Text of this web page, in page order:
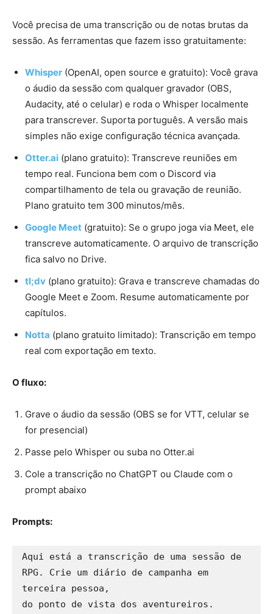
Você precisa de uma transcrição ou de notas brutas da
sessão. As ferramentas que fazem isso gratuitamente:
Whisper (OpenAI, open source e gratuito): Você grava
o áudio da sessão com qualquer gravador (OBS,
Audacity, até o celular) e roda o Whisper localmente
para transcrever. Suporta português. A versão mais
simples não exige configuração técnica avançada.
Otter.ai (plano gratuito): Transcreve reuniões em
tempo real. Funciona bem com o Discord via
compartilhamento de tela ou gravação de reunião.
Plano gratuito tem 300 minutos/mês.
Google Meet (gratuito): Se o grupo joga via Meet, ele
transcreve automaticamente. O arquivo de transcrição
fica salvo no Drive.
tl;dv (plano gratuito): Grava e transcreve chamadas do
Google Meet e Zoom. Resume automaticamente por
capítulos.
Notta (plano gratuito limitado): Transcrição em tempo
real com exportação em texto.
O fluxo:
Grave o áudio da sessão (OBS se for VTT, celular se
for presencial)
Passe pelo Whisper ou suba no Otter.ai
Cole a transcrição no ChatGPT ou Claude com o
prompt abaixo
Prompts:
Aqui está a transcrição de uma sessão de
RPG. Crie um diário de campanha em
terceira pessoa,
do ponto de vista dos aventureiros.